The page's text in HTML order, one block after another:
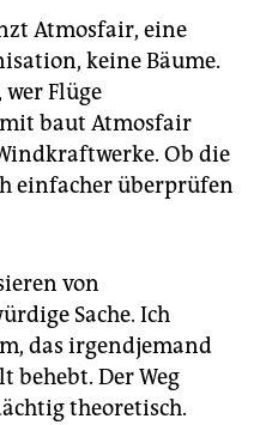
Atmosfair, eine
keine Bäume.
Flüge
baut Atmosfair
Ob die
einfacher überprüfen
von
Sache. Ich
das irgendjemand
behebt. Der Weg
theoretisch.